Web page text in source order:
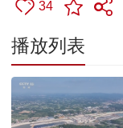
34
播放列表